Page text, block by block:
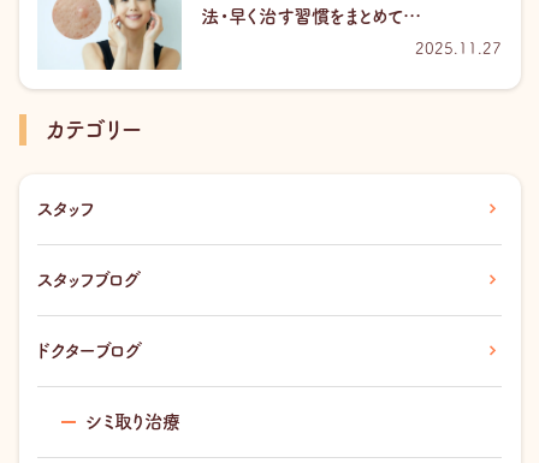
法・早く治す習慣をまとめて…
2025.11.27
カテゴリー
スタッフ
スタッフブログ
ドクターブログ
シミ取り治療